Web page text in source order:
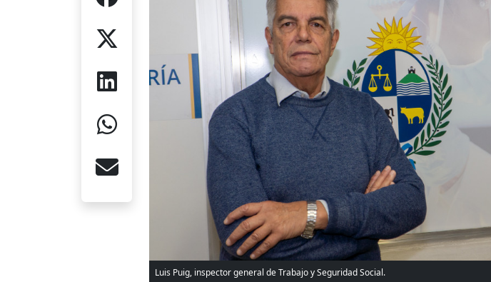
Luis Puig, inspector general de Trabajo y Seguridad Social.